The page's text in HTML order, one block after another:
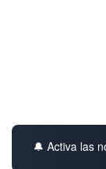
🔔 Activa las